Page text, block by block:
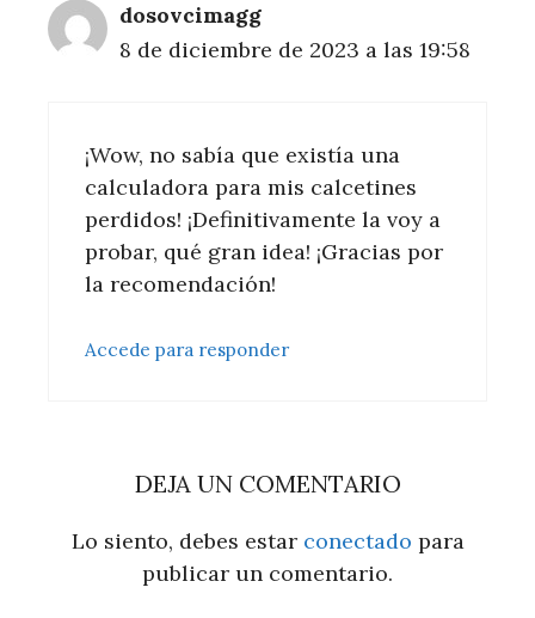
dosovcimagg
8 de diciembre de 2023 a las 19:58
¡Wow, no sabía que existía una
calculadora para mis calcetines
perdidos! ¡Definitivamente la voy a
probar, qué gran idea! ¡Gracias por
la recomendación!
Accede para responder
DEJA UN COMENTARIO
Lo siento, debes estar conectado para
publicar un comentario.